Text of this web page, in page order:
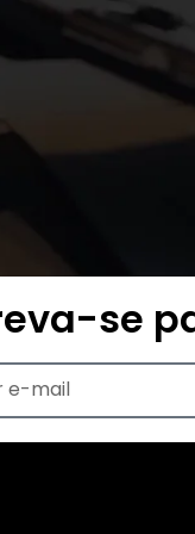
se